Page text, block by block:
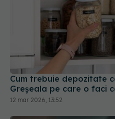
Cum trebuie depozitate
Greșeala pe care o faci
12 mar 2026, 13:52